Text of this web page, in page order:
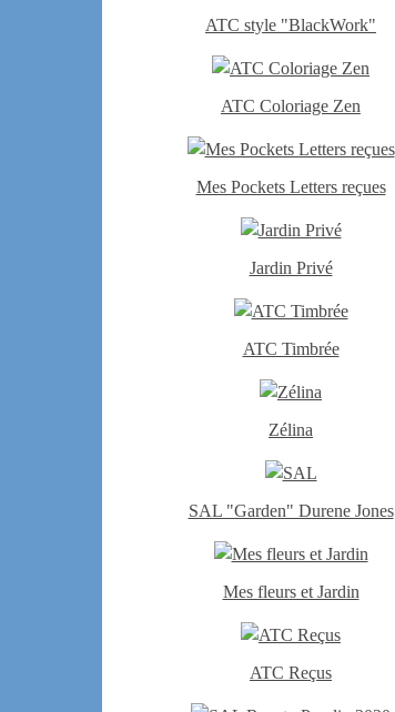
ATC style "BlackWork"
ATC Coloriage Zen
Mes Pockets Letters reçues
Jardin Privé
ATC Timbrée
Zélina
SAL "Garden" Durene Jones
Mes fleurs et Jardin
ATC Reçus